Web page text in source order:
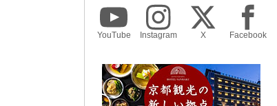
YouTube Instagram X Facebook